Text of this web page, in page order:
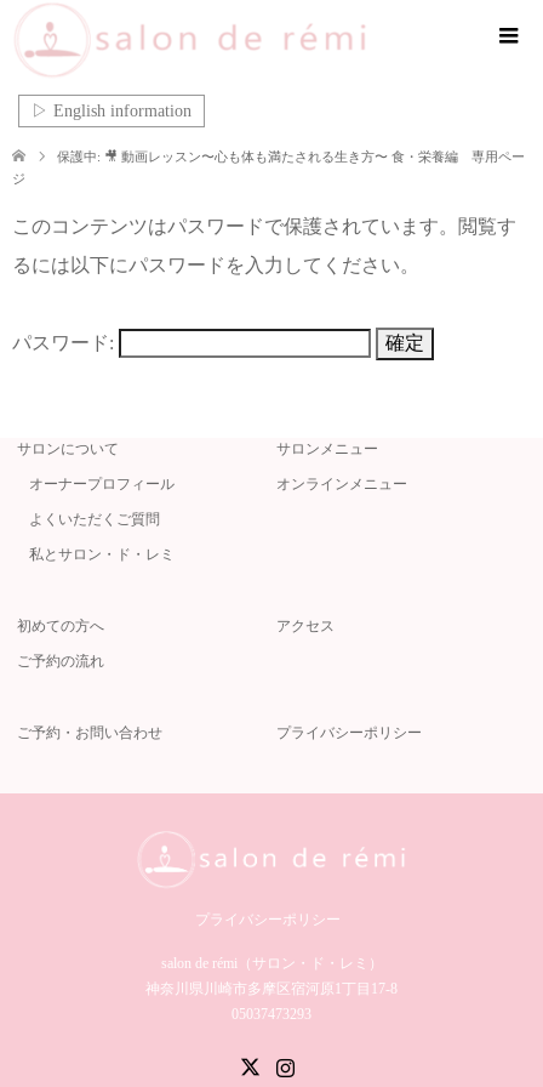
▷ English information
保護中: 🎥 動画レッスン〜心も体も満たされる生き方〜 食・栄養編 専用ペー
ジ
このコンテンツはパスワードで保護されています。閲覧す
るには以下にパスワードを入力してください。
パスワード:
サロンについて
オーナープロフィール
よくいただくご質問
私とサロン・ド・レミ
サロンメニュー
オンラインメニュー
初めての方へ
ご予約の流れ
アクセス
ご予約・お問い合わせ プライバシーポリシー
プライバシーポリシー
salon de rémi（サロン・ド・レミ）︎
神奈川県川崎市多摩区宿河原1丁目17-8
05037473293